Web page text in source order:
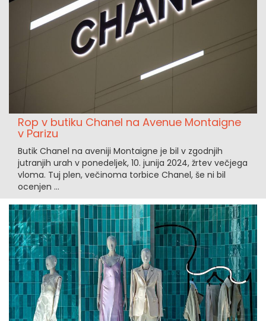
Rop v butiku Chanel na Avenue Montaigne
v Parizu
Butik Chanel na aveniji Montaigne je bil v zgodnjih
jutranjih urah v ponedeljek, 10. junija 2024, žrtev večjega
vloma. Tuj plen, večinoma torbice Chanel, še ni bil
ocenjen ...